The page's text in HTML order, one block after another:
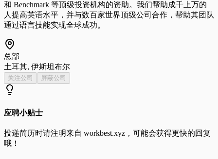
和 Benchmark 等顶级投资机构的资助。我们帮助成千上万的
人提高英语水平，并与数百家世界顶级公司合作，帮助其团队
通过语言技能实现全球成功。
总部
土耳其, 伊斯坦布尔
关注公司 屏蔽公司
应聘小贴士
投递简历时请注明来自 workbest.xyz ，可能会获得更快的回复
哦！